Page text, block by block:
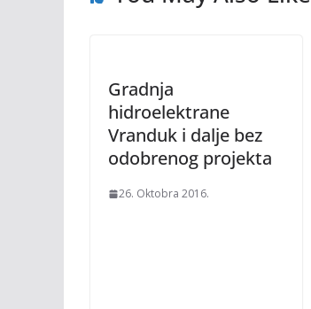
Gradnja
hidroelektrane
Vranduk i dalje bez
odobrenog projekta
26. Oktobra 2016.